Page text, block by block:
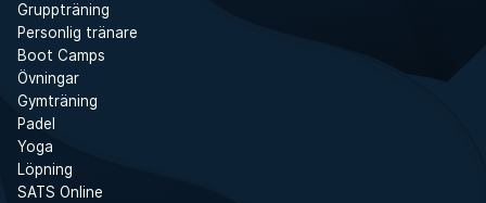
Gruppträning
Personlig tränare
Boot Camps
Övningar
Gymträning
Padel
Yoga
Löpning
SATS Online